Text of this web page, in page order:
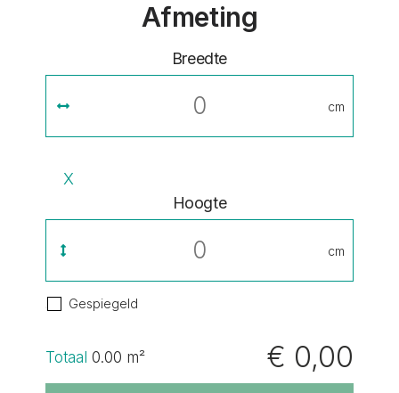
Afmeting
Breedte
cm
X
Hoogte
cm
Gespiegeld
Totaal 0.00 m² € 0,00